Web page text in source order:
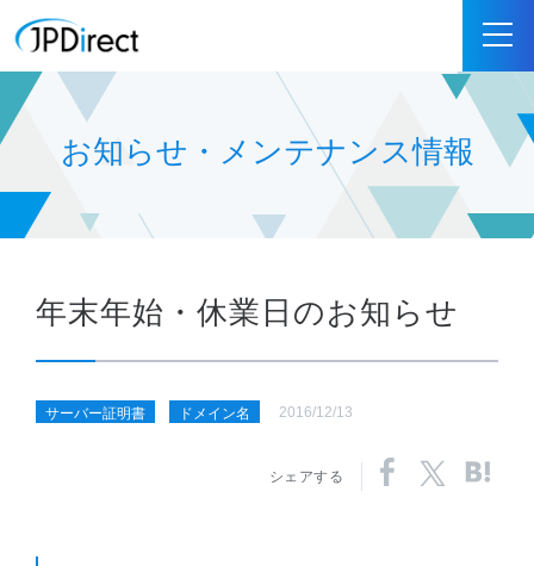
お知らせ・メンテナンス情報
年末年始・休業日のお知らせ
サーバー証明書 ドメイン名 2016/12/13
シェアする